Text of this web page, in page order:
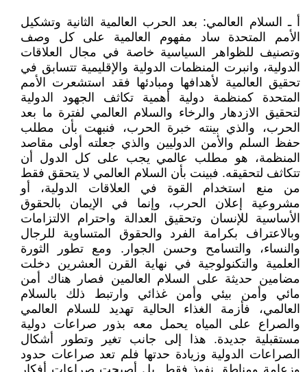
أ ـ السلام العالمي: بعد الحرب العالمية الثانية وتشكيل
الأمم المتحدة ساد مفهوم العالمية على كل وصف
وتصنيف للظواهر السياسية خاصة في مجال العلاقات
الدولية، وانبرت المنظمات الدولية والإقليمية تتسابق في
تحقيق العالمية لأهدافها ومبادئها فقد استشعرت الأمم
المتحدة كمنظمة دولية أهمية تكاثف الجهود الدولية
لتحقيق الازدهار والرخاء والسلام العالمي لفترة ما بعد
الحرب، والذي بينته خبرة الحرب، فنبهت بأن مطلب
حفظ السلم والأمن الدوليين والذي جعلته أولى مقاصد
المنظمة، هو مطلب عالمي يجب على كل الدول أن
تتكاثف لتحقيقه. فبينت بأن السلام العالمي لا يتحقق فقط
من منع استخدام القوة في العلاقات الدولية، أو
مشروعية إعلان الحرب، وإنما في الإيمان بالحقوق
الأساسية للإنسان وتحقيق العدالة واحترام الالتزامات
وبالاعتراف بكرامة الفرد والحقوق المتساوية للرجال
والنساء، والتسامح وحسن الجوار. ومع تطور الثورة
العلمية والتكنولوجية في نهاية القرن العشرين دخلت
مضامين حديثة على السلام العالمين فصار هناك أمن
مائي وأمن بيئي وأمن غذائي وارتبط ذلك بالسلام
العالمي، فأزمة الغذاء الحالية تهديد للسلام العالمي
والصراع على المياه يحمل معه بذور صراعات دولية
مستقبلية جديدة. هذا إلى جانب تغير وتطور أشكال
الصراعات الدولية وزيادة حدتها فلم تعد صراعات حدود